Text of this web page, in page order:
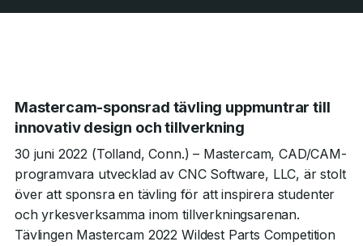
Mastercam-sponsrad tävling uppmuntrar till
innovativ design och tillverkning
30 juni 2022 (Tolland, Conn.) – Mastercam, CAD/CAM-
programvara utvecklad av CNC Software, LLC, är stolt
över att sponsra en tävling för att inspirera studenter
och yrkesverksamma inom tillverkningsarenan.
Tävlingen Mastercam 2022 Wildest Parts Competition